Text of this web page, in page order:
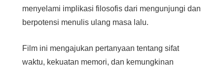
menyelami implikasi filosofis dari mengunjungi dan
berpotensi menulis ulang masa lalu.
Film ini mengajukan pertanyaan tentang sifat
waktu, kekuatan memori, dan kemungkinan